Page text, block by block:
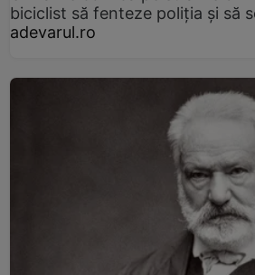
biciclist să fenteze poliția și să
adevarul.ro